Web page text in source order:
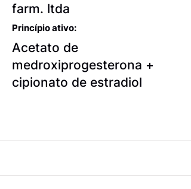
farm. ltda
Princípio ativo:
Acetato de
medroxiprogesterona +
cipionato de estradiol